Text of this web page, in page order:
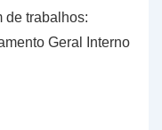
de trabalhos:
Geral Interno